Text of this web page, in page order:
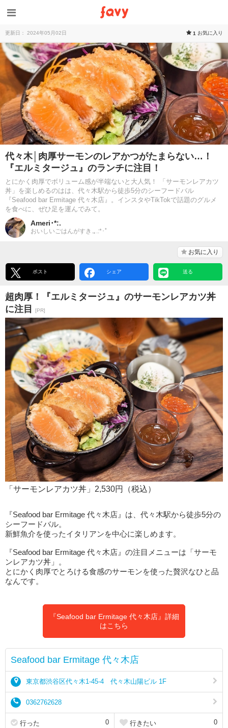
更新日： 2024年05月02日 1 お気に入り
代々木│肉厚サーモンのレアかつがたまらない…！
『エルミタージュ』のランチに注目！
とにかく肉厚でボリューム感が半端ないと大人気！ 「サーモンレアカツ
丼」を楽しめるのはは、代々木駅から徒歩5分のシーフードバル
『Seafood bar Ermitage 代々木店』。インスタやTikTokで話題のグルメ
を食べに、ぜひ足を運んでみて。
Ameri･*:.
おいしいごはんがすき.｡.:*･ﾟ
お気に入り
ポスト シェア 送る
超肉厚！『エルミタージュ』のサーモンレアカツ丼
に注目
[PR]
「サーモンレアカツ丼」2,530円（税込）
『Seafood bar Ermitage 代々木店』は、代々木駅から徒歩5分の
シーフードバル。
新鮮魚介を使ったイタリアンを中心に楽しめます。
『Seafood bar Ermitage 代々木店』の注目メニューは「サーモ
ンレアカツ丼」。
とにかく肉厚でとろける食感のサーモンを使った贅沢なひと品
なんです。
『Seafood bar Ermitage 代々木店』詳細
はこちら
Seafood bar Ermitage 代々木店
東京都渋谷区代々木1-45-4 代々木山陽ビル 1F
0362762628
行った 0 行きたい 0